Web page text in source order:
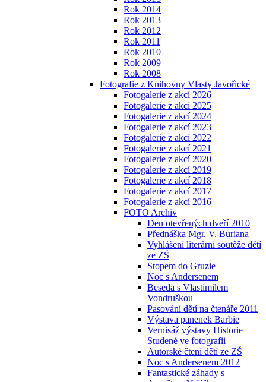
Rok 2014
Rok 2013
Rok 2012
Rok 2011
Rok 2010
Rok 2009
Rok 2008
Fotografie z Knihovny Vlasty Javořické
Fotogalerie z akcí 2026
Fotogalerie z akcí 2025
Fotogalerie z akcí 2024
Fotogalerie z akcí 2023
Fotogalerie z akcí 2022
Fotogalerie z akcí 2021
Fotogalerie z akcí 2020
Fotogalerie z akcí 2019
Fotogalerie z akcí 2018
Fotogalerie z akcí 2017
Fotogalerie z akcí 2016
FOTO Archiv
Den otevřených dveří 2010
Přednáška Mgr. V. Buriana
Vyhlášení literární soutěže dětí
ze ZŠ
Stopem do Gruzie
Noc s Andersenem
Beseda s Vlastimilem
Vondruškou
Pasování dětí na čtenáře 2011
Výstava panenek Barbie
Vernisáž výstavy Historie
Studené ve fotografii
Autorské čtení dětí ze ZŠ
Noc s Andersenem 2012
Fantastické záhady s